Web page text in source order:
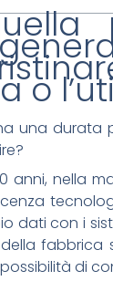
o
una durata
anni, nella
dati con i
di